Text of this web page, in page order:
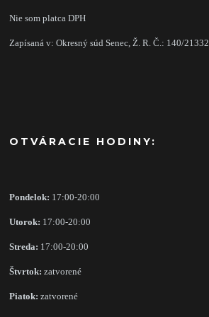
Nie som platca DPH
Zapísaná v: Okresný súd Senec, Ž. R. Č.: 140/21332
OTVÁRACIE HODINY:
Pondelok: 17:00-20:00
Utorok: 17:00-20:00
Streda: 17:00-20:00
Štvrtok: zatvorené
Piatok: zatvorené